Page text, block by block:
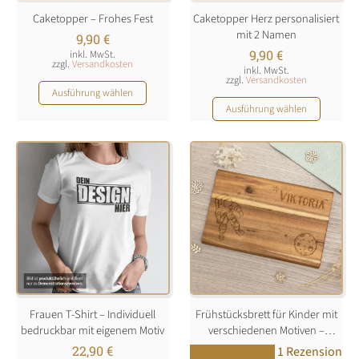
Produktseite
gewählt
werden
Produktseite
gewählt
werden
Caketopper – Frohes Fest
9,90€
inkl. MwSt.
zzgl.Versandkosten
Ausführung wählen
Dieses
Produkt
mehrere
Varianten
auf.
Die
Optionen
können
auf
der
Produktseite
gewählt
werden
Caketopper Herz personalisiert
mit 2 Namen
9,90€
inkl. MwSt.
zzgl. Versandkosten
Ausführung wählen
Dieses
Produkt
weist
mehrere
Varianten
auf.
Die
Optionen
können
auf
der
Produktseite
gewählt
werden
Frauen T-Shirt – Individuell
bedruckbar mit eigenem Motiv
22,90€
Frühstücksbrett für Kinder mit
verschiedenen Motiven –
personalisiert mit Namen
1 Rezension